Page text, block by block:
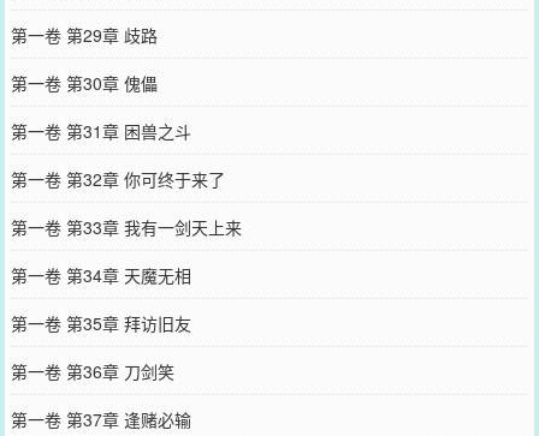
第一卷 第29章 歧路
第一卷 第30章 傀儡
第一卷 第31章 困兽之斗
第一卷 第32章 你可终于来了
第一卷 第33章 我有一剑天上来
第一卷 第34章 天魔无相
第一卷 第35章 拜访旧友
第一卷 第36章 刀剑笑
第一卷 第37章 逢赌必输